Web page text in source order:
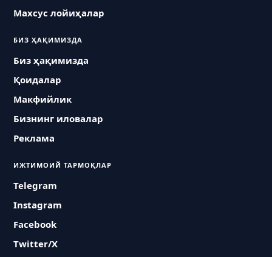
Махсус лойиҳалар
БИЗ ҲАҚИМИЗДА
Биз ҳақимизда
Қоидалар
Макфийлик
Бизнинг иловалар
Реклама
ИЖТИМОИЙ ТАРМОҚЛАР
Telegram
Instagram
Facebook
Twitter/X